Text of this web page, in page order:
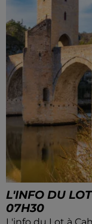
L'INFO DU
07H30